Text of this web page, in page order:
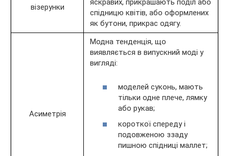
візерунки
яскравих, прикрашають поділ або
спідницю квітів, або оформлених
як бутони, прикрас одягу.
Асиметрія
Модна тенденція, що
виявляється в випускний моді у
вигляді:
моделей суконь, мають
тільки одне плече, лямку
або рукав;
короткої спереду і
подовженою ззаду
пишною спідниці маллет;